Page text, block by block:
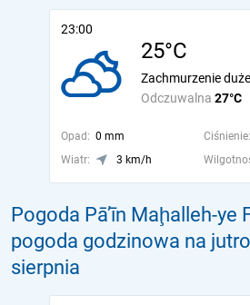
23:00
25°C
Odczuwalna 27°C
Zachmurzenie duże
Opad: 0 mm Ciśnienie:
Wiatr:
3 km/h
Pogoda Pā’īn Maḩalleh-ye
pogoda godzinowa na jutro
sierpnia